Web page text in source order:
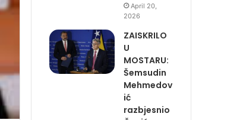
April 20,
2026
ZAISKRILO
U
MOSTARU:
Šemsudin
Mehmedov
ić
razbjesnio